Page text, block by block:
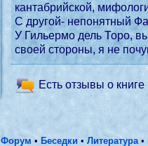
кантабрийской,
У Гильермо дель Торо,
своей стороны, я не
Есть отзывы о
Форум • Беседки • Литература•